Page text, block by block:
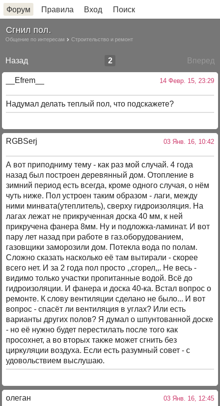
Форум Правила Вход Поиск
Сгнил пол.
Общение по интересам Строительство и ремонт
Назад Вперед
2
__Efrem__ 14 Февр. 15, 23:29
Надумал делать теплый пол, что подскажете?
RGBSerj 03 Янв. 16, 10:42
А вот приподниму тему - как раз мой случай. 4 года
назад был построен деревянный дом. Отопление в
зимний период есть всегда, кроме одного случая, о нём
чуть ниже. Пол устроен таким образом - лаги, между
ними минвата(утеплитель), сверху гидроизоляция. На
лагах лежат не прикрученная доска 40 мм, к ней
прикручена фанера 8мм. Ну и подложка-ламинат. И вот
пару лет назад при работе в газ.оборудованием,
газовщики заморозили дом. Потекла вода по полам.
Сложно сказать насколько её там вытирали - скорее
всего нет. И за 2 года пол просто ,,сгорел,,. Не весь -
видимо только участки пропитанные водой. Всё до
гидроизоляции. И фанера и доска 40-ка. Встал вопрос о
ремонте. К слову вентиляции сделано не было... И вот
вопрос - спасёт ли вентиляция в углах? Или есть
варианты других полов? Я думал о шпунтованной доске
- но её нужно будет перестилать после того как
просохнет, а во вторых также может сгнить без
циркуляции воздуха. Если есть разумный совет - с
удовольствием выслушаю.
олеган 03 Янв. 16, 12:45